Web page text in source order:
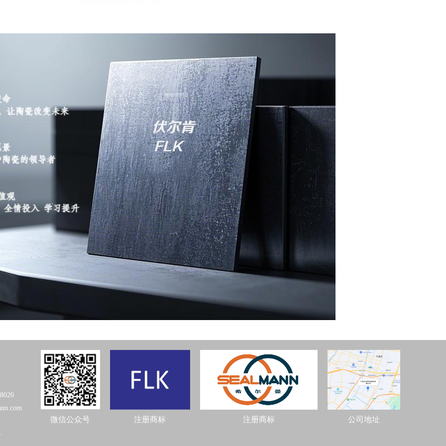
公司地址
注册商标
注册商标
微信公众号